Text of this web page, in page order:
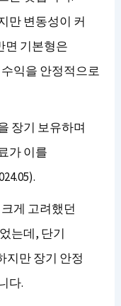
만 변동성이 커
면 기본형은
익을 안정적으로
장기 보유하며
가 이를
게 고려했던
는데, 단기
지만 장기 안정
다.